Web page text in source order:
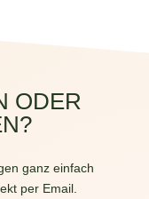
ODER
ganz einfach
per Email.